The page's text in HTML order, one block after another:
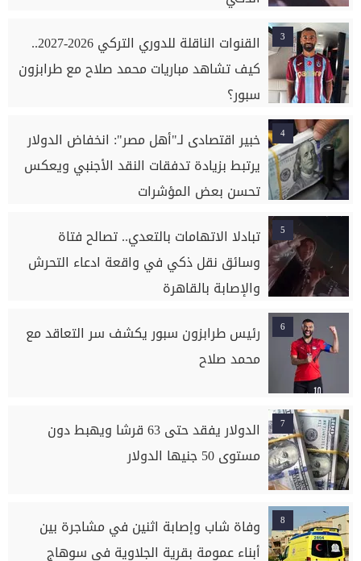
3
القنوات الناقلة للدوري التركي 2026-2027..
كيف تشاهد مباريات محمد صلاح مع طرابزون
سبور؟
4
خبير اقتصادى لـ"أهل مصر": انخفاض الدولار
يرتبط بزيادة تدفقات النقد الأجنبي ويعكس
تحسن بعض المؤشرات
5
تبادلا الاتهامات بالتعدي.. تصالح فتاة
وسائق نقل ذكي في واقعة ادعاء التحرش
والإصابة بالقاهرة
6
رئيس طرابزون سبور يكشف سر التعاقد مع
محمد صلاح
7
الدولار يفقد حتى 63 قرشا ويهبط دون
مستوى 50 جنيها الدولار
8
وفاة شاب وإصابة اثنين في مشاجرة بين
أبناء عمومة بقرية الجلاوية في سوهاج